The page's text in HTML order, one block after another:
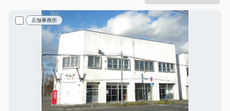
店舗事務所